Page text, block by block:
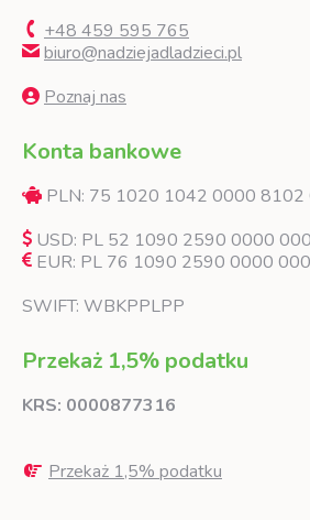
+48 459 595 765
biuro@nadziejadladzieci.pl
Poznaj nas
Konta bankowe
PLN: 75 1020 1042 0000
USD: PL 52 1090 2590 0000
EUR: PL 76 1090 2590 0000
SWIFT: WBKPPLPP
Przekaż 1,5% podatku
KRS: 0000877316
Przekaż 1,5% podatku